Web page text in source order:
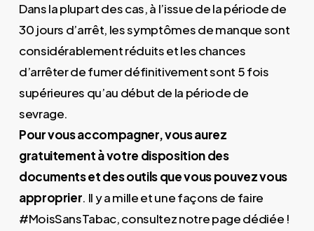
Dans la plupart des cas, à l’issue de la période de
30 jours d’arrêt, les symptômes de manque sont
considérablement réduits et les chances
d’arrêter de fumer définitivement sont 5 fois
supérieures qu’au début de la période de
sevrage.
Pour vous accompagner, vous aurez
gratuitement à votre disposition des
documents et des outils que vous pouvez vous
approprier. Il y a mille et une façons de faire
#MoisSansTabac, consultez notre page dédiée !